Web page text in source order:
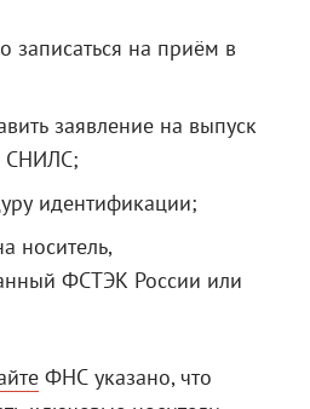
записаться на приём в
заявление на выпуск
СНИЛС;
идентификации;
носитель,
ФСТЭК России или
ФНС указано, что